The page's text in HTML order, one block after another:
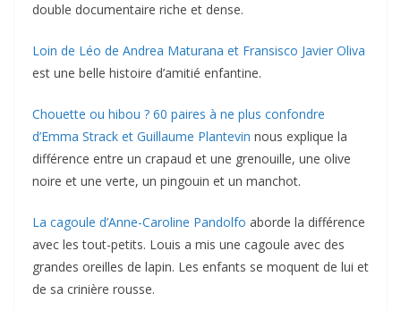
double documentaire riche et dense.
Loin de Léo de Andrea Maturana et Fransisco Javier Oliva
est une belle histoire d’amitié enfantine.
Chouette ou hibou ? 60 paires à ne plus confondre
d’Emma Strack et Guillaume Plantevin nous explique la
différence entre un crapaud et une grenouille, une olive
noire et une verte, un pingouin et un manchot.
La cagoule d’Anne-Caroline Pandolfo aborde la différence
avec les tout-petits. Louis a mis une cagoule avec des
grandes oreilles de lapin. Les enfants se moquent de lui et
de sa crinière rousse.